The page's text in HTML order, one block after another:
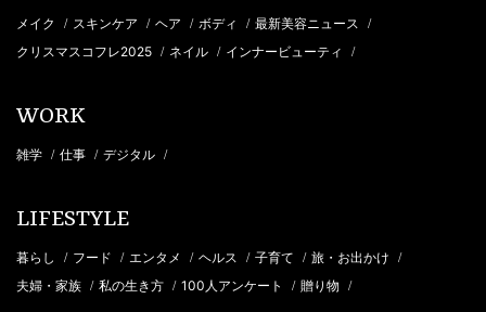
メイク / スキンケア / ヘア / ボディ / 最新美容ニュース /
クリスマスコフレ2025 / ネイル / インナービューティ /
WORK
雑学 / 仕事 / デジタル /
LIFESTYLE
暮らし / フード / エンタメ / ヘルス / 子育て / 旅・お出かけ /
夫婦・家族 / 私の生き方 / 100人アンケート / 贈り物 /